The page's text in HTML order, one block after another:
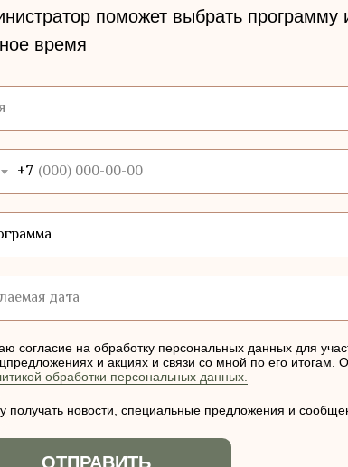
поможет выбрать программу
время
+7
согласие на обработку персональных данных для
и акциях и связи со мной по его итогам.
обработки персональных данных.
получать новости, специальные предложения и
ОТПРАВИТЬ